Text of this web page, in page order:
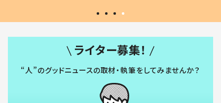
ライター募集！
“人”のグッドニュースの取材・執筆をしてみませんか？